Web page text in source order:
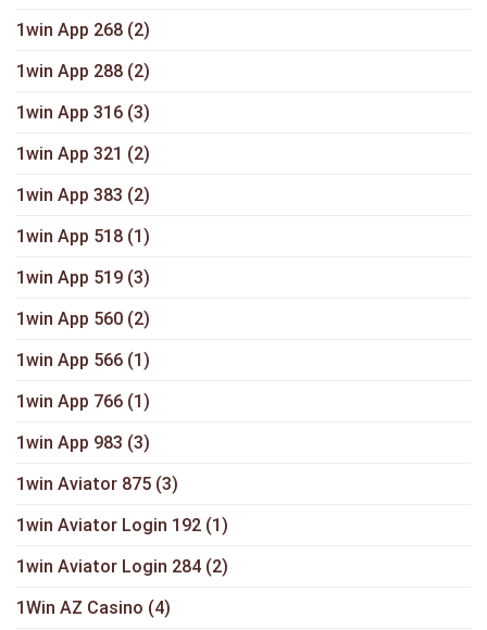
1win App 268 (2)
1win App 288 (2)
1win App 316 (3)
1win App 321 (2)
1win App 383 (2)
1win App 518 (1)
1win App 519 (3)
1win App 560 (2)
1win App 566 (1)
1win App 766 (1)
1win App 983 (3)
1win Aviator 875 (3)
1win Aviator Login 192 (1)
1win Aviator Login 284 (2)
1Win AZ Casino (4)